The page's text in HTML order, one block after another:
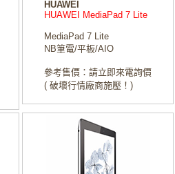
HUAWEI
HUAWEI MediaPad 7 Lite
MediaPad 7 Lite
NB筆電/平板/AIO
參考售價：請立即來電詢價
( 破壞行情廠商施壓！)